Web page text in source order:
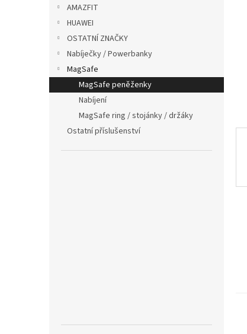
AMAZFIT
HUAWEI
OSTATNÍ ZNAČKY
Nabíječky / Powerbanky
MagSafe
MagSafe peněženky
Nabíjení
MagSafe ring / stojánky / držáky
Ostatní příslušenství